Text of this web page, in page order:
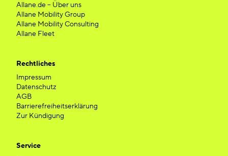
Allane.de – Über uns
Allane Mobility Group
Allane Mobility Consulting
Allane Fleet
Rechtliches
Impressum
Datenschutz
AGB
Barrierefreiheitserklärung
Zur Kündigung
Service